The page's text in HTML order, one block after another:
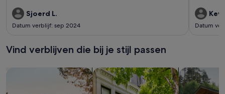
Sjoerd L.
Datum verblijf: sep 2024 Datum
Vind verblijven die bij je stijl passen
Zoeken naar huizen Zoeken naar flats/appartementen
Huisjes